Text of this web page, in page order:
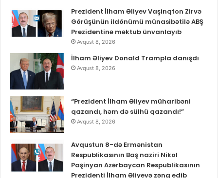
Prezident İlham Əliyev Vaşinqton Zirvə
Görüşünün ildönümü münasibətilə ABŞ
Prezidentinə məktub ünvanlayıb
Avqust 8, 2026
İlham Əliyev Donald Trampla danışdı
Avqust 8, 2026
“Prezident İlham Əliyev müharibəni
qazandı, həm də sülhü qazandı!”
Avqust 8, 2026
Avqustun 8-də Ermənistan
Respublikasının Baş naziri Nikol
Paşinyan Azərbaycan Respublikasının
Prezidenti İlham Əliyevə zəng edib